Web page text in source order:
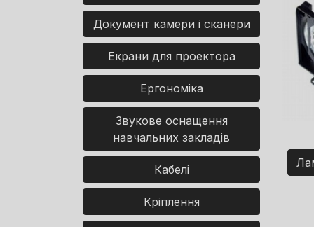
Документ камери і сканери
Екрани для проектора
Ергономіка
Звукове оснащення
навчальних закладів
Кабелі
Кріплення